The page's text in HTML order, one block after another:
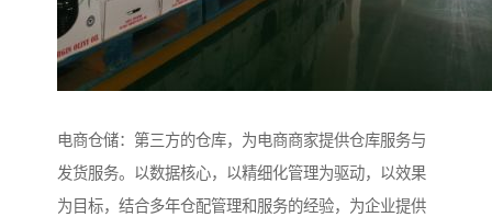
电商仓储：第三方的仓库，为电商商家提供仓库服务与
发货服务。以数据核心，以精细化管理为驱动，以效果
为目标，结合多年仓配管理和服务的经验，为企业提供